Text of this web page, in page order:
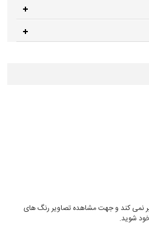
نمی کند و جهت مشاهده تصاویر رنگ های
شوید.